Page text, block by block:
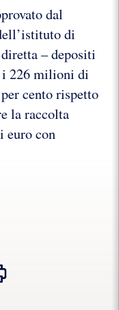
dal
di
– depositi
i 226 milioni di
cento rispetto
la raccolta
euro con